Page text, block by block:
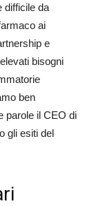
difficile da
ai
e
bisogni
ben
parole il CEO di
gli esiti del